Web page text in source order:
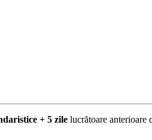
+ 5 zile lucrătoare anterioare